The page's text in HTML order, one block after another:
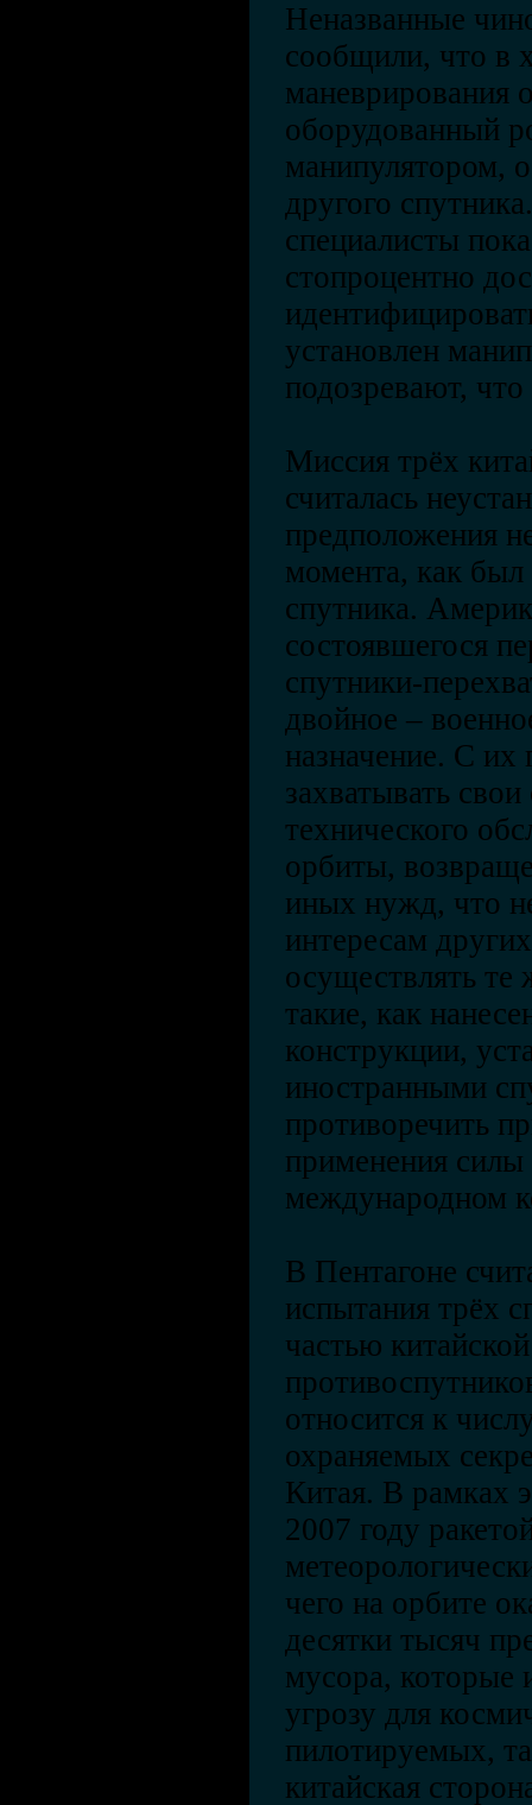
Неназванные
сообщили, что в
маневрирования
оборудованный
манипулятором,
другого
специалисты
стопроцентно
установлен
подозревают,
Миссия трёх
считалась
предположения
момента, как был
спутника.
состоявшегося
спутники-
двойное –
назначение. С
захватывать
технического
орбиты,
иных нужд, что
интересам
осуществлять
такие, как
конструкции,
иностранными
противоречить
применения
международном
В Пентагоне
испытания трёх
частью
относится к
охраняемых
Китая. В рамках
2007 году
чего на орбите
десятки тысяч
мусора, которые
угрозу для
пилотируемых,
китайская